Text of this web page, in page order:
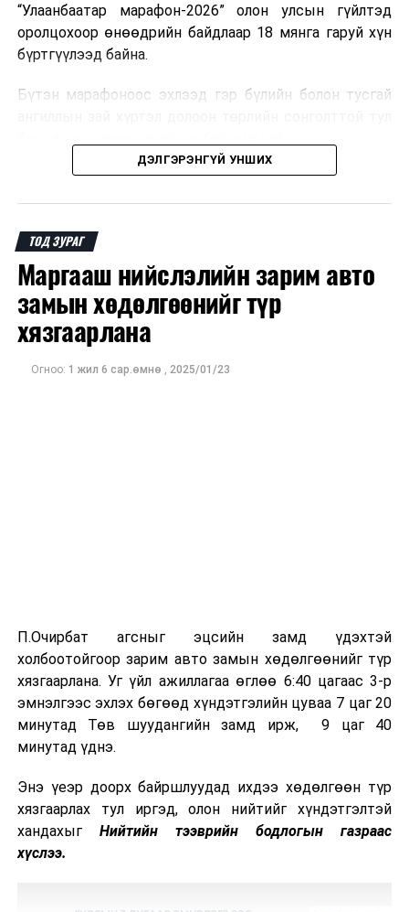
“Улаанбаатар марафон-2026” олон улсын гүйлтэд
оролцохоор өнөөдрийн байдлаар 18 мянга гаруй хүн
бүртгүүлээд байна.
Бүтэн марафоноос эхлээд гэр бүлийн болон тусгай
Иймд оролцогчид өөрийн насны ангилал, бэлтгэлийн
түвшинд тохирсон зайгаа сонгон, тавдугаар сарын 1-
ДЭЛГЭРЭНГҮЙ УНШИХ
ТОД ЗУРАГ
Маргааш нийслэлийн зарим авто
замын хөдөлгөөнийг түр
хязгаарлана
Огноо: 1 жил 6 сар.өмнө , 2025/01/23
П.Очирбат агсныг эцсийн замд үдэхтэй
холбоотойгоор зарим авто замын хөдөлгөөнийг түр
хязгаарлана. Уг үйл ажиллагаа өглөө 6:40 цагаас 3-р
эмнэлгээс эхлэх бөгөөд хүндэтгэлийн цуваа 7 цаг 20
минутад Төв шуудангийн замд ирж, 9 цаг 40
минутад үднэ.
Энэ үеэр доорх байршлуудад ихдээ хөдөлгөөн түр
хязгаарлах тул иргэд, олон нийтийг хүндэтгэлтэй
хандахыг Нийтийн тээврийн бодлогын газраас
хүслээ.